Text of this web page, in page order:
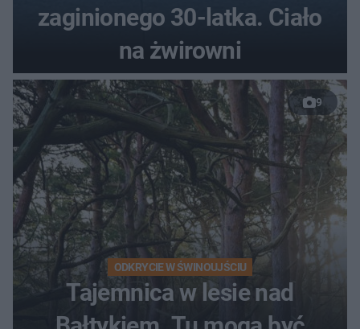
zaginionego 30-latka. Ciało
na żwirowni
9
ODKRYCIE W ŚWINOUJŚCIU
Tajemnica w lesie nad